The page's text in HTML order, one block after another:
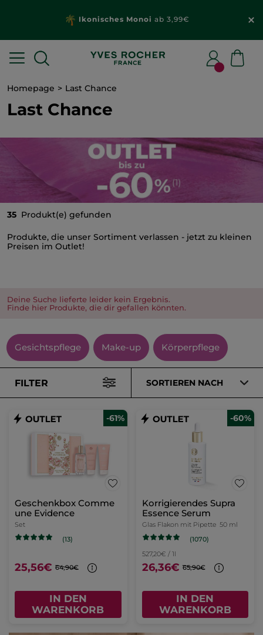
Ikonisches Monoi ab 3,99€
Homepage Last Chance
Last Chance
35 Produkt(e) gefunden
Produkte, die unser Sortiment verlassen - jetzt zu kleinen
Preisen im Outlet!
Deine Suche lieferte leider kein Ergebnis.
Finde hier Produkte, die dir gefallen könnten.
Gesichtspflege Make-up Körperpflege
FILTER SORTIEREN NACH
-61%
Geschenkbox Comme
une Evidence
Set
(13)
25,56€ 64,90€
IN DEN
WARENKORB
-60%
Korrigierendes Supra
Essence Serum
Glas Flakon mit Pipette 50 ml
(1070)
527,20€ / 1l
26,36€ 65,90€
IN DEN
WARENKORB